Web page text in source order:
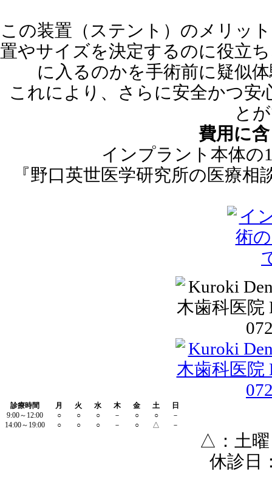
この装置（ステント）のメリッ
置やサイズを決定するのに役立
に入るのかを手術前に疑似
これにより、さらに安全かつ
と
費用に
インプラント本体の
『野口英世医学研究所の医療
診療時間 月 火 水 木 金 土
日
9:00～12:00
○ ○ ○ － ○ ○
－
14:00～19:00
○ ○ ○ － ○ △ －
△：土曜
休診日